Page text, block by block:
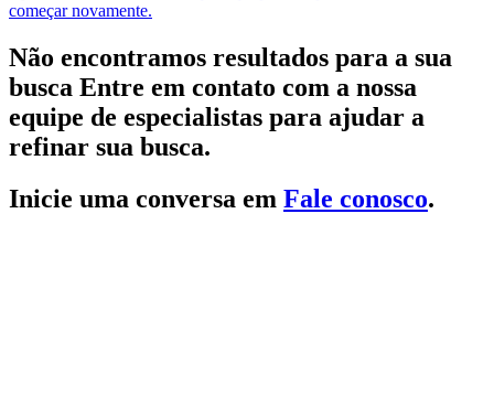
começar novamente.
Não encontramos resultados para a sua
busca Entre em contato com a nossa
equipe de especialistas para ajudar a
refinar sua busca.
Inicie uma conversa em Fale conosco.